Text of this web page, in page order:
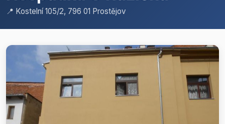
📍 Kostelní 105/2, 796 01 Prostějov